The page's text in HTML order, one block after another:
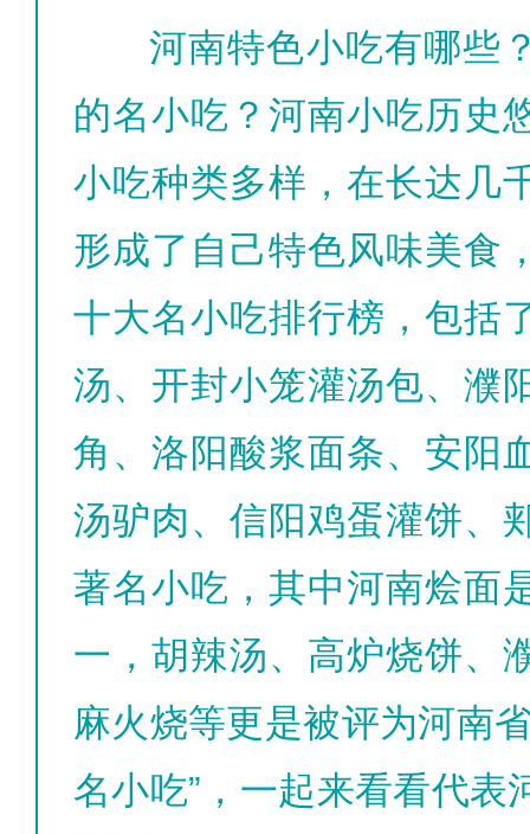
河南特色小吃有哪些
的名小吃？河南小吃历史
小吃种类多样，在长达几
形成了自己特色风味美食
十大名小吃排行榜，包括
汤、开封小笼灌汤包、濮
角、洛阳酸浆面条、安阳
汤驴肉、信阳鸡蛋灌饼、
著名小吃，其中河南烩面
一，胡辣汤、高炉烧饼、
麻火烧等更是被评为河南
名小吃”，一起来看看代表